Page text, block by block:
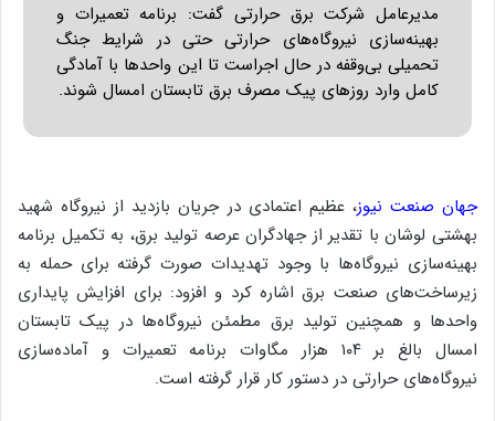
مدیرعامل شرکت برق حرارتی گفت: برنامه تعمیرات و
بهینه‌سازی نیروگاه‌های حرارتی حتی در شرایط جنگ
تحمیلی بی‌وقفه در حال اجراست تا این واحدها با آمادگی
کامل وارد روزهای پیک مصرف برق تابستان امسال شوند.
جهان صنعت نیوز، عظیم اعتمادی در جریان بازدید از نیروگاه شهید
بهشتی لوشان با تقدیر از جهادگران عرصه تولید برق، به تکمیل برنامه
بهینه‌سازی نیروگاه‌ها با وجود تهدیدات صورت گرفته برای حمله به
زیرساخت‌های صنعت برق اشاره کرد و افزود: برای افزایش پایداری
واحدها و همچنین تولید برق مطمئن نیروگاه‌ها در پیک تابستان
امسال بالغ بر ۱۰۴ هزار مگاوات برنامه تعمیرات و آماده‌سازی
نیروگاه‌های حرارتی در دستور کار قرار گرفته است.